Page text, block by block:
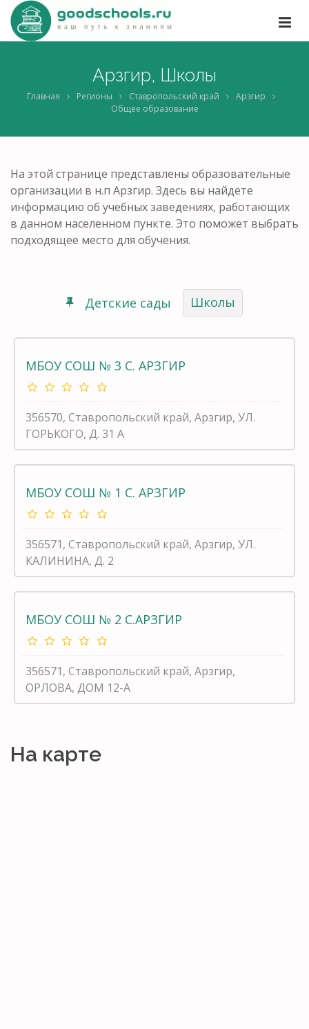
Арзгир, Школы
Главная Регионы Ставропольский край
Арзгир
Общее образование
На этой странице представлены образовательные
организации в н.п Арзгир. Здесь вы найдете
информацию об учебных заведениях, работающих
в данном населенном пункте. Это поможет выбрать
подходящее место для обучения.
Детские сады Школы
МБОУ СОШ № 3 С. АРЗГИР
356570, Ставропольский край, Арзгир, УЛ.
ГОРЬКОГО, Д. 31 А
МБОУ СОШ № 1 С. АРЗГИР
356571, Ставропольский край, Арзгир, УЛ.
КАЛИНИНА, Д. 2
МБОУ СОШ № 2 С.АРЗГИР
356571, Ставропольский край, Арзгир,
ОРЛОВА, ДОМ 12-А
На карте